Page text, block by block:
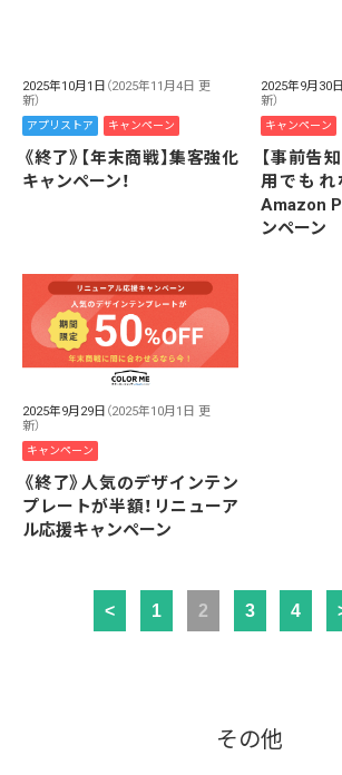
2025年10月1日 （2025年11月4日 更
新）
アプリストア キャンペーン
《終了》【年末商戦】集客強化
キャンペーン！
2025年9月30日
新）
キャンペーン
【事前告
用でもれ
Amazon
ンペーン
2025年9月29日 （2025年10月1日 更
新）
キャンペーン
《終了》人気のデザインテン
プレートが半額！リニューア
ル応援キャンペーン
< 1 2 3 4
その他